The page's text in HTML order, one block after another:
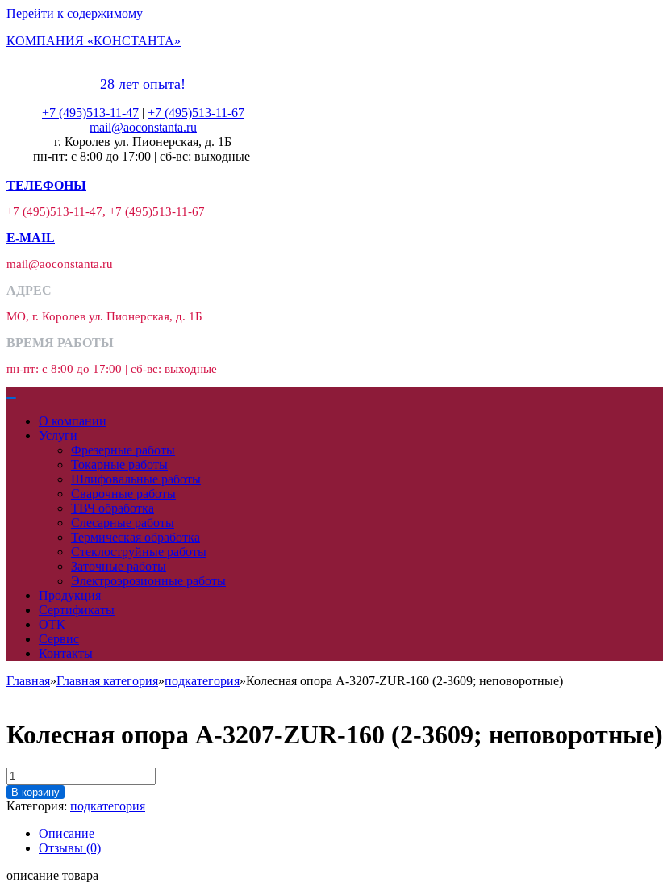
Перейти к содержимому
КОМПАНИЯ «КОНСТАНТА»
28 лет опыта!
+7 (495)513-11-47| +7 (495)513-11-67
mail@aoconstanta.ru
г. Королев ул. Пионерская, д. 1Б
пн-пт: с 8:00 до 17:00 | сб-вс: выходные
ТЕЛЕФОНЫ
+7 (495)513-11-47, +7 (495)513-11-67
E-MAIL
mail@aoconstanta.ru
АДРЕС
МО, г. Королев ул. Пионерская, д. 1Б
ВРЕМЯ РАБОТЫ
пн-пт: с 8:00 до 17:00 | сб-вс: выходные
О компании
Услуги
Фрезерные работы
Токарные работы
Шлифовальные работы
Сварочные работы
ТВЧ обработка
Слесарные работы
Термическая обработка
Стеклоструйные работы
Заточные работы
Электроэрозионные работы
Продукция
Сертификаты
ОТК
Сервис
Контакты
Главная»Главная категория»подкатегория»Колесная опора A-3207-ZUR-160 (2-3609; неповоротные)
Колесная опора A-3207-ZUR-160 (2-3609; неповоротные)
Количество
товара
Колесная
3207-
160
В корзину
Категория: подкатегория
Описание
Отзывы (0)
описание товара